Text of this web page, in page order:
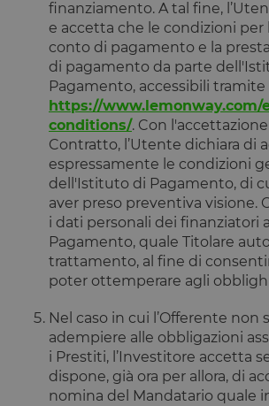
finanziamento. A tal fine,
e accetta che le condizioni per
conto di pagamento e la
di pagamento da parte
Pagamento, accessibili tramite
https://www.lemonway.com/
conditions/. Con
Contratto, l’Utente dichiara di
espressamente le condizioni
dell'Istituto di Pagamento, di
aver preso preventiva visione.
i dati personali dei finanziatori
Pagamento, quale Titolare
trattamento, al fine di
poter ottemperare agli
Nel caso in cui l’Offerente non
adempiere alle obbligazioni
i Prestiti, l’Investitore accetta
dispone, già ora per allora, di
nomina del Mandatario quale